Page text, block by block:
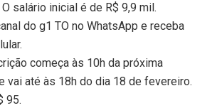
salário inicial é de R$ 9,9 mil.
do g1 TO no WhatsApp e receba
começa às 10h da próxima
vai até às 18h do dia 18 de fevereiro.
95.